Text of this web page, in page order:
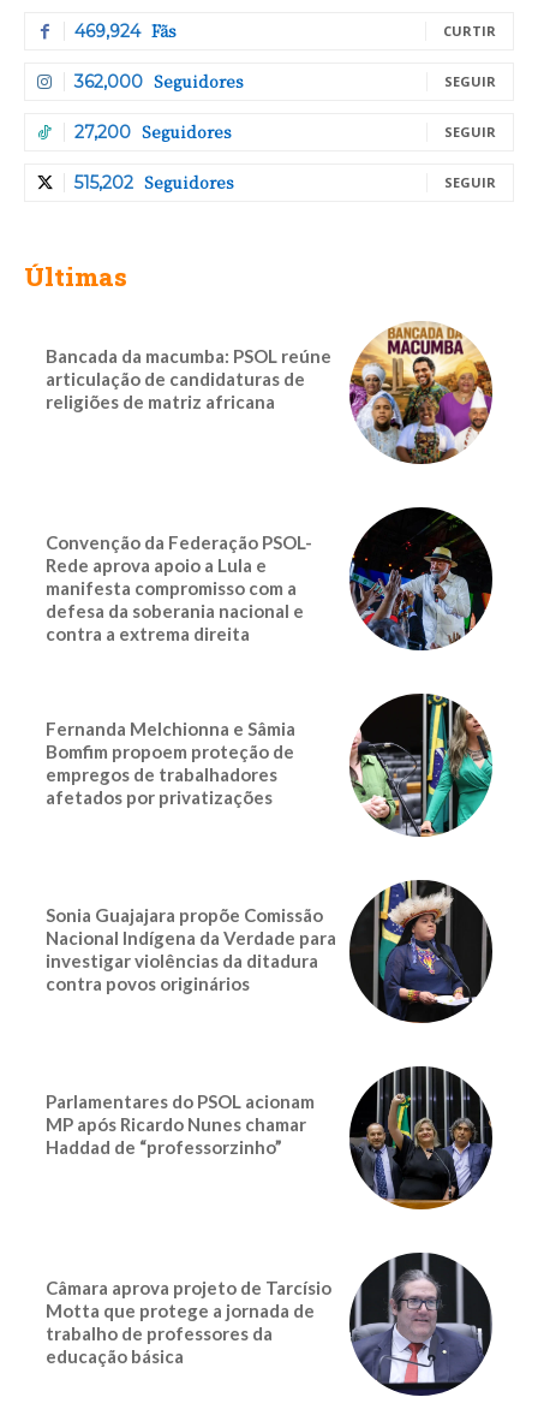
469,924 Fãs CURTIR
362,000 Seguidores SEGUIR
27,200 Seguidores SEGUIR
515,202 Seguidores SEGUIR
Últimas
Bancada da macumba: PSOL reúne
articulação de candidaturas de
religiões de matriz africana
Convenção da Federação PSOL-
Rede aprova apoio a Lula e
manifesta compromisso com a
defesa da soberania nacional e
contra a extrema direita
Fernanda Melchionna e Sâmia
Bomfim propoem proteção de
empregos de trabalhadores
afetados por privatizações
Sonia Guajajara propõe Comissão
Nacional Indígena da Verdade para
investigar violências da ditadura
contra povos originários
Parlamentares do PSOL acionam
MP após Ricardo Nunes chamar
Haddad de “professorzinho”
Câmara aprova projeto de Tarcísio
Motta que protege a jornada de
trabalho de professores da
educação básica